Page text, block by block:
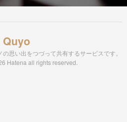
Quyo
思い出をつづって共有するサービスです。
Hatena all rights reserved.